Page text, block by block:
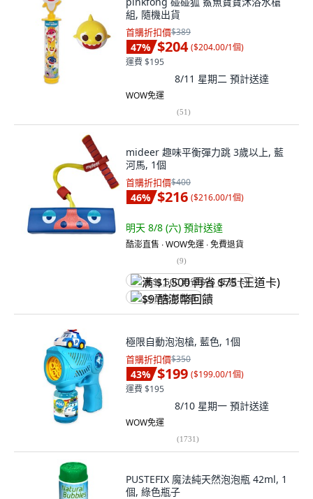
組, 隨機出貨
首購折扣價$389
47% $204 ($204.00/1個)
運費 $195
8/11 星期二 預計送達
WOW免運
(51)
mideer 趣味平衡彈力跳 3歲以上, 藍
河馬, 1個
首購折扣價$400
46% $216 ($216.00/1個)
明天 8/8 (六) 預計送達
酷澎直售 ∙ WOW免運 ∙ 免費退貨
(9)
满 $1,500 再省 $75 (王道卡)
$9 酷澎幣回饋
極限自動泡泡槍, 藍色, 1個
首購折扣價$350
43% $199 ($199.00/1個)
運費 $195
8/10 星期一 預計送達
WOW免運
(1731)
PUSTEFIX 魔法純天然泡泡瓶 42ml, 1
個, 綠色瓶子